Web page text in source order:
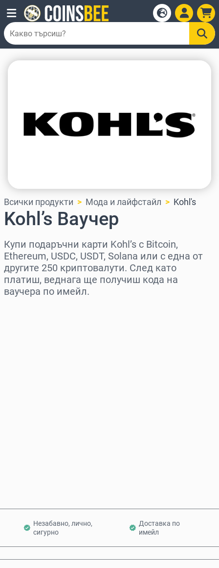
Всички продукти Мода и лайфстайл Kohl's
Kohl’s Ваучер
Купи подаръчни карти Kohl’s с Bitcoin,
Ethereum, USDC, USDT, Solana или с една от
другите 250 криптовалути. След като
платиш, веднага ще получиш кода на
ваучера по имейл.
Незабавно, лично,
сигурно
Доставка по
имейл